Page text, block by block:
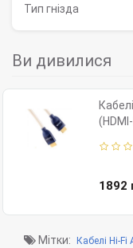
Тип гнізда
Ви дивилися
1892
Мітки: Кабелі Hi-Fi